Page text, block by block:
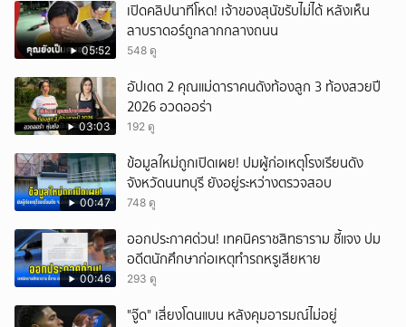
05:52
เปิดคลิปนาทีโหด! เจ้าของสุนัขรับไม่ได้ หลังเห็น
ลาบราดอร์ถูกลากกลางถนน
548 ดู
03:03
อัปเดต 2 คุณแม่ดาราคนดังท้องลูก 3 ท้องสวยปี
2026 อวดออร่า
192 ดู
00:47
ข้อมูลใหม่ถูกเปิดเผย! ปมผู้ก่อเหตุโรงเรียนดัง
จังหวัดนนทบุรี ยังอยู่ระหว่างตรวจสอบ
748 ดู
00:46
ออกประกาศด่วน! เทคนิคราชสิทธาราม ชี้แจง ปม
อดีตนักศึกษาก่อเหตุทำรถหรูเสียหาย
293 ดู
"จู๊ด" เสี่ยงโดนแบน หลังคุมอารมณ์ไม่อยู่